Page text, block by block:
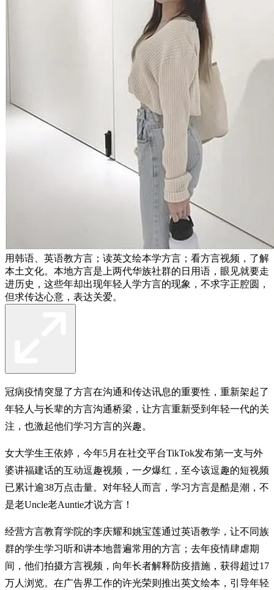
用韩语、英语教方言；读英文绘本学方言；看方言视频，了解
本土文化。本地方言是上两代华族社群的日用语，眼见就要走
进历史，这些年却出现年轻人学方言的现象，不求字正腔圆，
但求传达心意，表达关爱。
冠病疫情突显了方言在沟通和传达讯息的重要性，重新架起了
年轻人与长辈的方言沟通桥梁，让方言重新受到年轻一代的关
注，也激起他们学习方言的兴趣。
女大学生王依婷，今年5月在社交平台TikTok发布第一支与外
婆讲福建话的互动逗趣视频，一夕爆红，至今该逗趣的短视频
已累计逾38万点击量。对年轻人而言，学习方言是酷是潮，不
是老Uncle老Auntie才说方言！
经营方言教育学院的李庆耀和姚宝莲通过英语教学，让不同族
群的学生学习听和讲本地普遍常用的方言；去年疫情肆虐期
间，他们拍摄方言视频，向年长者解释防疫措施，获得超过17
万人浏览。在广告界工作的许光荣则推出英文绘本，引导年轻